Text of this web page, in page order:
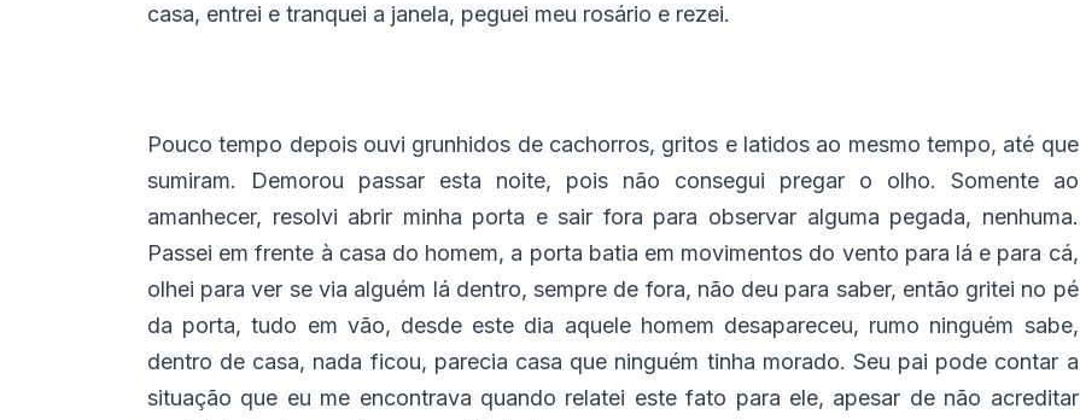
casa, entrei e tranquei a janela, peguei meu rosário e rezei.
Pouco tempo depois ouvi grunhidos de cachorros, gritos e latidos ao mesmo tempo, até que
sumiram. Demorou passar esta noite, pois não consegui pregar o olho. Somente ao
amanhecer, resolvi abrir minha porta e sair fora para observar alguma pegada, nenhuma.
Passei em frente à casa do homem, a porta batia em movimentos do vento para lá e para cá,
olhei para ver se via alguém lá dentro, sempre de fora, não deu para saber, então gritei no pé
da porta, tudo em vão, desde este dia aquele homem desapareceu, rumo ninguém sabe,
dentro de casa, nada ficou, parecia casa que ninguém tinha morado. Seu pai pode contar a
situação que eu me encontrava quando relatei este fato para ele, apesar de não acreditar